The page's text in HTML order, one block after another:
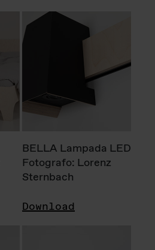
BELLA Lampada LED
Fotografo: Lorenz
Sternbach
Download